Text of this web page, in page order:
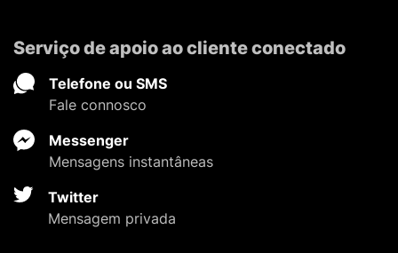
Serviço de apoio ao cliente conectado
Telefone ou SMS
Fale connosco
Messenger
Mensagens instantâneas
Twitter
Mensagem privada